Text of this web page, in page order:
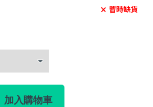
暫時缺貨
加入購物車